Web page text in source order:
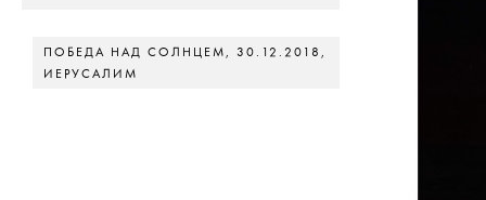
ПОБЕДА НАД СОЛНЦЕМ, 30.12.2018,
ИЕРУСАЛИМ